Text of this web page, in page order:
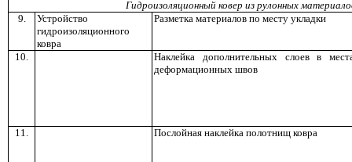
Гидроизоляционный ковер из рулонных
9.
Устройство
гидроизоляционного
ковра
Разметка материалов по месту укладки
10.
Наклейка дополнительных слоев в
деформационных швов
11. Послойная наклейка полотнищ ковра